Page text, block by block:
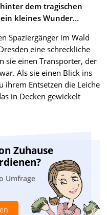
dem tragischen
kleines Wunder…
Spaziergänger im Wald
eine schreckliche
sie einen Transporter, der
Als sie einen Blick ins
ihrem Entsetzen die Leiche
in Decken gewickelt
Zuhause
Umfrage